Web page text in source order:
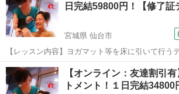
日完結59800円！【修了
宮城県 仙台市
【レッスン内容】ヨガマット等を床に引いて行う
す。レッスンは学科と実技を行い、体感して頂き
を脱がずそのまま行います。お客様へ圧をゆっく
いくテクニックと、ヨガの要素を兼ね備え...
宮城 仙台市 マッサージ
【オンライン：友達割引
トメント！１日完結